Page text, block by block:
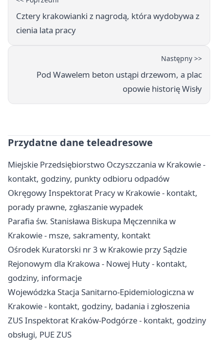
Cztery krakowianki z nagrodą, która wydobywa z
cienia lata pracy
Następny >>
Pod Wawelem beton ustąpi drzewom, a plac
opowie historię Wisły
Przydatne dane teleadresowe
Miejskie Przedsiębiorstwo Oczyszczania w Krakowie -
kontakt, godziny, punkty odbioru odpadów
Okręgowy Inspektorat Pracy w Krakowie - kontakt,
porady prawne, zgłaszanie wypadek
Parafia św. Stanisława Biskupa Męczennika w
Krakowie - msze, sakramenty, kontakt
Ośrodek Kuratorski nr 3 w Krakowie przy Sądzie
Rejonowym dla Krakowa - Nowej Huty - kontakt,
godziny, informacje
Wojewódzka Stacja Sanitarno-Epidemiologiczna w
Krakowie - kontakt, godziny, badania i zgłoszenia
ZUS Inspektorat Kraków-Podgórze - kontakt, godziny
obsługi, PUE ZUS